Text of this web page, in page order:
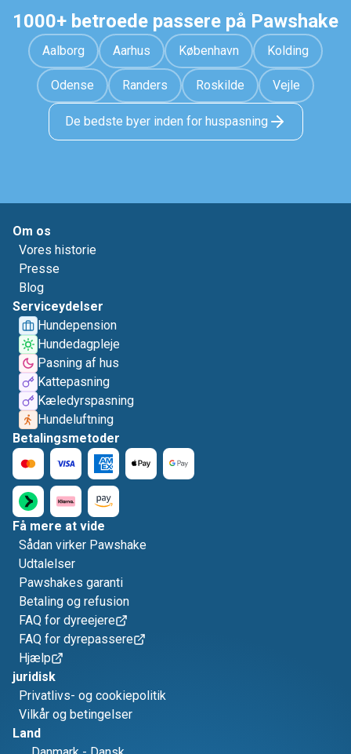
1000+ betroede passere på Pawshake
Aalborg Aarhus København Kolding
Odense Randers Roskilde Vejle
De bedste byer inden for huspasning
Om os
Vores historie
Presse
Blog
Serviceydelser
Hundepension
Hundedagpleje
Pasning af hus
Kattepasning
Kæledyrspasning
Hundeluftning
Betalingsmetoder
Få mere at vide
Sådan virker Pawshake
Udtalelser
Pawshakes garanti
Betaling og refusion
FAQ for dyreejere
FAQ for dyrepassere
Hjælp
juridisk
Privatlivs- og cookiepolitik
Vilkår og betingelser
Land